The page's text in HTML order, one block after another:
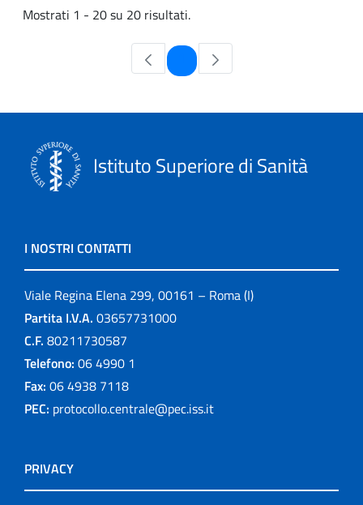
Mostrati 1 - 20 su 20 risultati.
Pagina
Istituto Superiore di Sanità
I NOSTRI CONTATTI
Viale Regina Elena 299, 00161 – Roma (I)
Partita I.V.A. 03657731000
C.F. 80211730587
Telefono: 06 4990 1
Fax: 06 4938 7118
PEC: protocollo.centrale@pec.iss.it
PRIVACY